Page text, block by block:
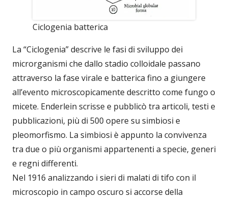
Ciclogenia batterica
La “Ciclogenia” descrive le fasi di sviluppo dei
microrganismi che dallo stadio colloidale passano
attraverso la fase virale e batterica fino a giungere
all’evento microscopicamente descritto come fungo o
micete. Enderlein scrisse e pubblicò tra articoli, testi e
pubblicazioni, più di 500 opere su simbiosi e
pleomorfismo. La simbiosi è appunto la convivenza
tra due o più organismi appartenenti a specie, generi
e regni differenti.
Nel 1916 analizzando i sieri di malati di tifo con il
microscopio in campo oscuro si accorse della